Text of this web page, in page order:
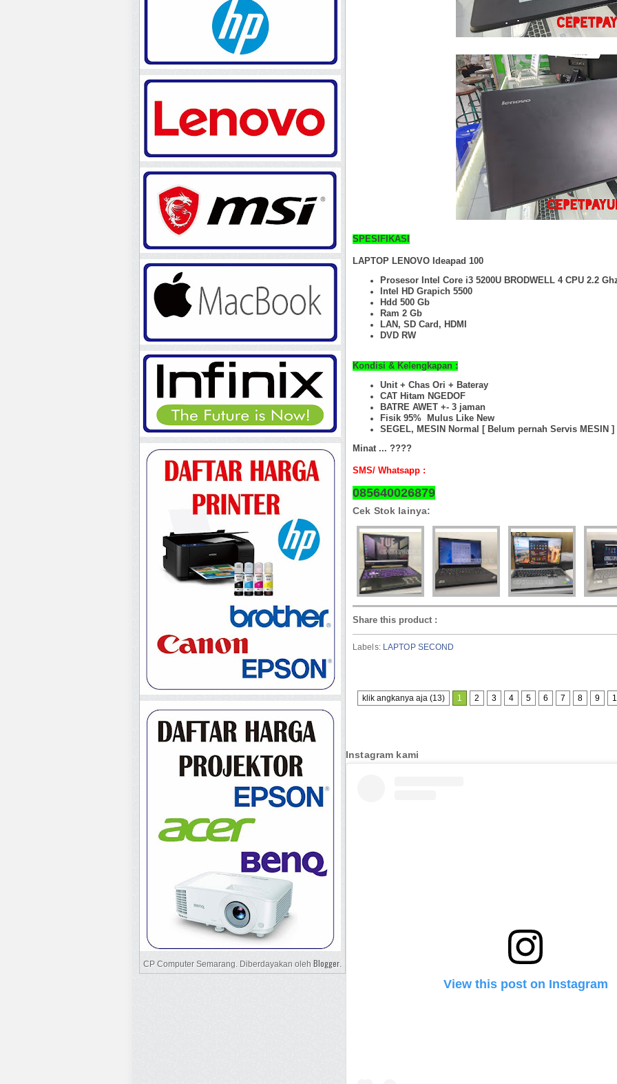
SPESIFIKASI
LAPTOP LENOVO Ideapad 100
Prosesor Intel Core i3 5200U BRODWELL 4 CPU 2.2
Intel HD Grapich 5500
Hdd 500 Gb
Ram 2 Gb
LAN, SD Card, HDMI
DVD RW
Kondisi & Kelengkapan :
Unit + Chas Ori + Bateray
CAT Hitam NGEDOF
BATRE AWET +- 3 jaman
Fisik 95% Mulus Like New
SEGEL, MESIN Normal [ Belum pernah Servis MESIN ]
Minat ... ????
SMS/ Whatsapp :
085640026879
Cek Stok lainya:
Share this product :
Labels: LAPTOP SECOND
klik angkanya aja (13) 1 2 3 4 5 6 7 8 9
Instagram kami
View this post on Instagram
CP Computer Semarang. Diberdayakan oleh Blogger.